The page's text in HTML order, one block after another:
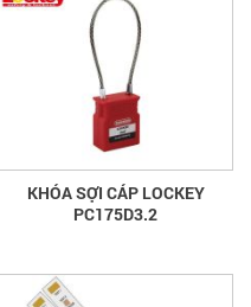
KHÓA SỢI CÁP LOCKEY
PC175D3.2